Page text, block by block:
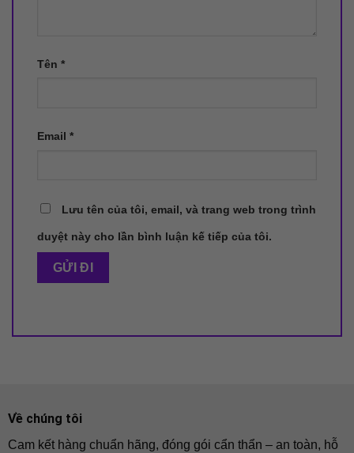
Tên *
Email *
Lưu tên của tôi, email, và trang web trong trình
duyệt này cho lần bình luận kế tiếp của tôi.
Về chúng tôi
Cam kết hàng chuẩn hãng, đóng gói cẩn thẩn – an toàn, hỗ